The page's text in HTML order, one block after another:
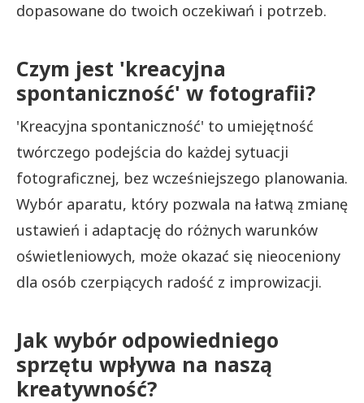
dopasowane do twoich oczekiwań i potrzeb.
Czym jest 'kreacyjna
spontaniczność' w fotografii?
'Kreacyjna spontaniczność' to umiejętność
twórczego podejścia do każdej sytuacji
fotograficznej, bez wcześniejszego planowania.
Wybór aparatu, który pozwala na łatwą zmianę
ustawień i adaptację do różnych warunków
oświetleniowych, może okazać się nieoceniony
dla osób czerpiących radość z improwizacji.
Jak wybór odpowiedniego
sprzętu wpływa na naszą
kreatywność?